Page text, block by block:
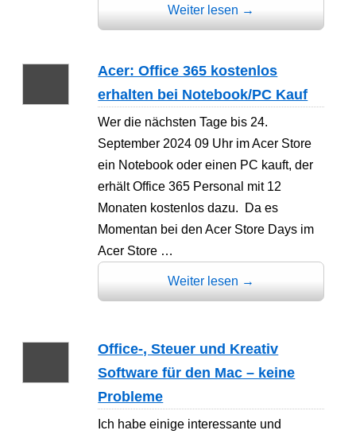
Weiter lesen →
Acer: Office 365 kostenlos
erhalten bei Notebook/PC Kauf
Wer die nächsten Tage bis 24.
September 2024 09 Uhr im Acer Store
ein Notebook oder einen PC kauft, der
erhält Office 365 Personal mit 12
Monaten kostenlos dazu. Da es
Momentan bei den Acer Store Days im
Acer Store …
Weiter lesen →
Office-, Steuer und Kreativ
Software für den Mac – keine
Probleme
Ich habe einige interessante und